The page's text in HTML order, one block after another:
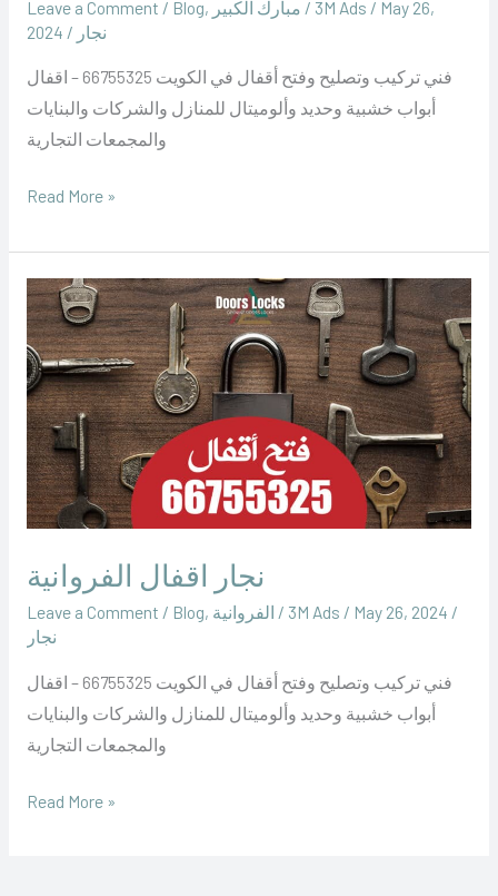
Leave a Comment / Blog, مبارك الكبير / / May 26,
2024 / نجار
فني تركيب وتصليح وفتح أقفال في الكويت 66755325 – اقفال
أبواب خشبية وحديد وألوميتال للمنازل والشركات والبنايات
والمجمعات التجارية
Read More »
نجار اقفال الفروانية
Leave a Comment / Blog, الفروانية / / May 26, 2024 /
نجار
فني تركيب وتصليح وفتح أقفال في الكويت 66755325 – اقفال
أبواب خشبية وحديد وألوميتال للمنازل والشركات والبنايات
والمجمعات التجارية
نجار
اقفال
الفروانية
Read More »